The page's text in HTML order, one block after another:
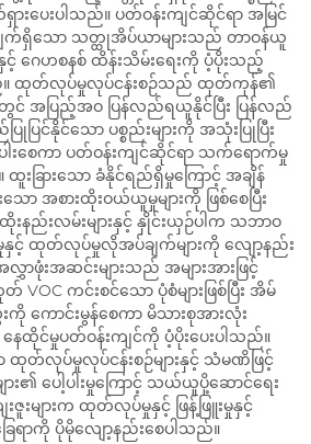
ရှားပေးပါသည်။ ပတ်ဝန်းကျင်ဆိုင်ရာ အမြင်
ျက်ရှိသော သတ္ထုအိပ်ယာများသည် တာဝန်ယူ
နှင့် ဂေဟစနစ် ထိန်းသိမ်းရေးကို ပံ့ပိုးသည့်
သည်။ ထုတ်လုပ်မှုလုပ်ငန်းစဉ်သည် ထုတ်ကုန်၏
ပြည့်အဝ ပြန်လည်ရယူနိုင်ပြီး ပြန်လည်
ြင်နိုင်သော ပစ္စည်းများကို အသုံးပြုပြီး
ပါးစေကာ ပတ်ဝန်းကျင်ဆိုင်ရာ သက်ရောက်မှု
းခြားသော ခံနိုင်ရည်ရှိမှုကြောင့် အချိန်
ာ အစားထိုးဝယ်ယူမှုများကို ဖြစ်စေပြီး
နည်းလမ်းများနှင့် နှိုင်းယှဉ်ပါက သဘာဝ
မှုနှင့် ထုတ်လုပ်မှုလိုအပ်ချက်များကို လျော့နည်း
လွှာဖုံးအဆင်းများသည် အများအားဖြင့်
VOC ကင်းစင်သော ပုံစံများဖြစ်ပြီး အိမ်
ောင်းမွန်စေကာ မိသားစုအားလုံး
ေထိုင်မှုပတ်ဝန်းကျင်ကို ပံ့ပိုးပေးပါသည်။
တ်လုပ်မှုလုပ်ငန်းစဉ်များနှင့် သံမဏိဖြင့်
း၏ ပေါ့ပါးမှုကြောင့် သယ်ယူပို့ဆောင်ရေး
းများက ထုတ်လုပ်မှုနှင့် ဖြန့်ဖြူးမှုနှင့်
ရာကို ပိုမိုလျော့နည်းစေပါသည်။